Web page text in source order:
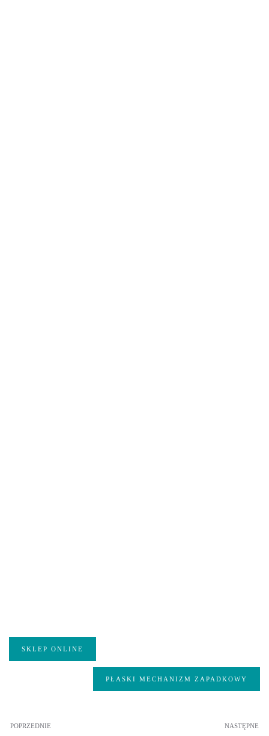
SKLEP ONLINE
PŁASKI MECHANIZM ZAPADKOWY
POPRZEDNIE NASTĘPNE